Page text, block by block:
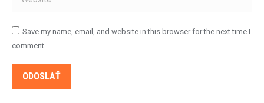
Save my name, email, and website in this browser for the next time I
comment.
ODOSLAŤ